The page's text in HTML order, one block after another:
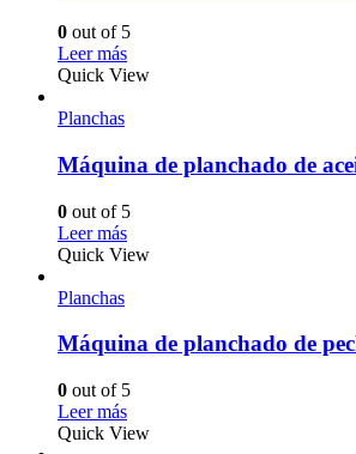
0 out of 5
Leer más
Quick View
Planchas
Máquina de planchado de
0 out of 5
Leer más
Quick View
Planchas
Máquina de planchado de
0 out of 5
Leer más
Quick View